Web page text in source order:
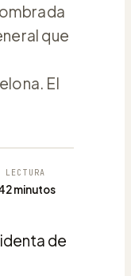
que
El
LECTURA
2 minutos